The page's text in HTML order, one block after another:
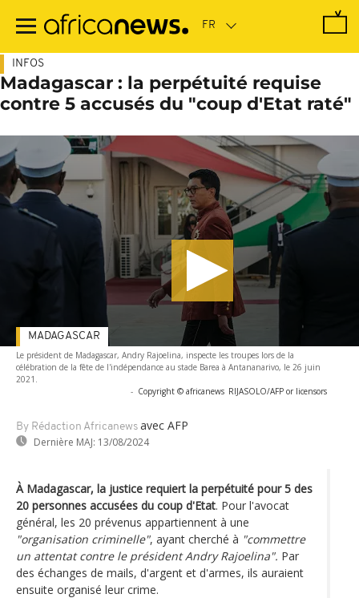
contenu
INFOS
Madagascar : la perpétuité requise
contre 5 accusés du "coup d'Etat raté"
Le président de Madagascar, Andry Rajoelina, inspecte les troupes lors de la
célébration de la fête de l'indépendance au stade Barea à Antananarivo, le 26 juin
2021.
- Copyright © africanews RIJASOLO/AFP or licensors
By Rédaction Africanews avec AFP
Dernière MAJ: 13/08/2024
MADAGASCAR
À Madagascar, la justice requiert la perpétuité pour 5 des
20 personnes accusées du coup d'Etat. Pour l'avocat
général, les 20 prévenus appartiennent à une
"organisation criminelle", ayant cherché à "commettre
un attentat contre le président Andry Rajoelina". Par
des échanges de mails, d'argent et d'armes, ils auraient
ensuite organisé leur crime.